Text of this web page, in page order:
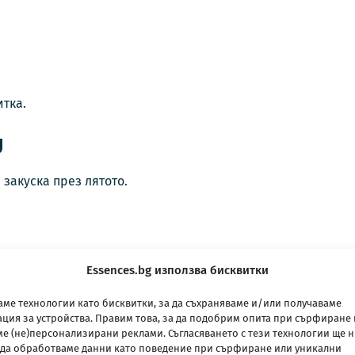
Essences.bg използва бисквитки
технологии като бисквитки, за да съхраняваме и/или получаваме
за устройства. Правим това, за да подобрим опита при сърфиране
(не)персонализирани реклами. Съгласяването с тези технологии ще
обработваме данни като поведение при сърфиране или уникални
през лятото.
минути.